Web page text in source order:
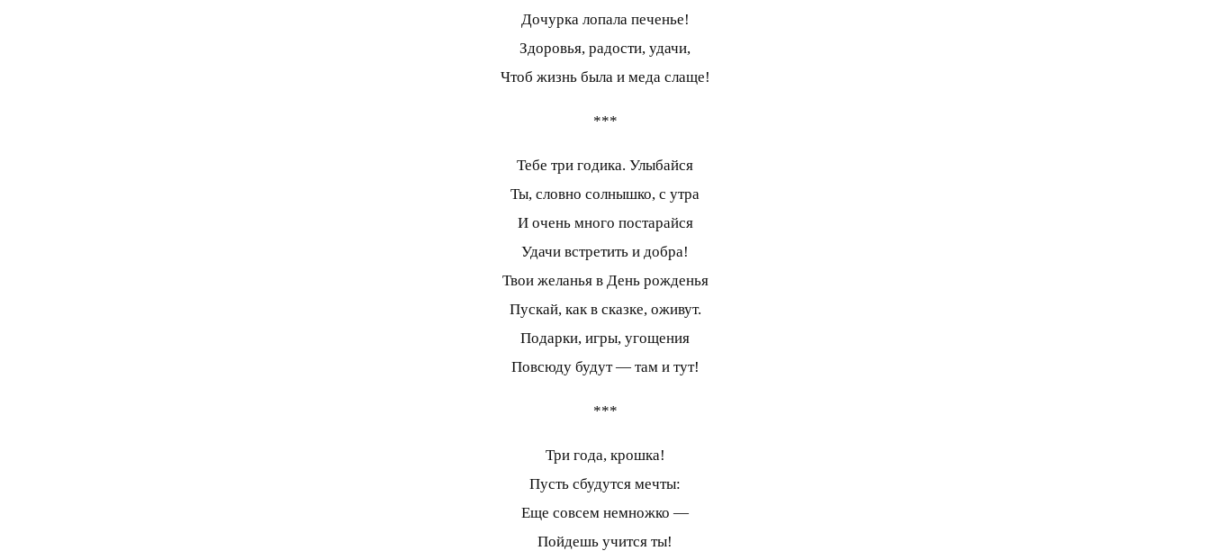
Дочурка лопала печенье!
Здоровья, радости, удачи,
Чтоб жизнь была и меда слаще!
***
Тебе три годика. Улыбайся
Ты, словно солнышко, с утра
И очень много постарайся
Удачи встретить и добра!
Твои желанья в День рожденья
Пускай, как в сказке, оживут.
Подарки, игры, угощения
Повсюду будут — там и тут!
***
Три года, крошка!
Пусть сбудутся мечты:
Еще совсем немножко —
Пойдешь учится ты!